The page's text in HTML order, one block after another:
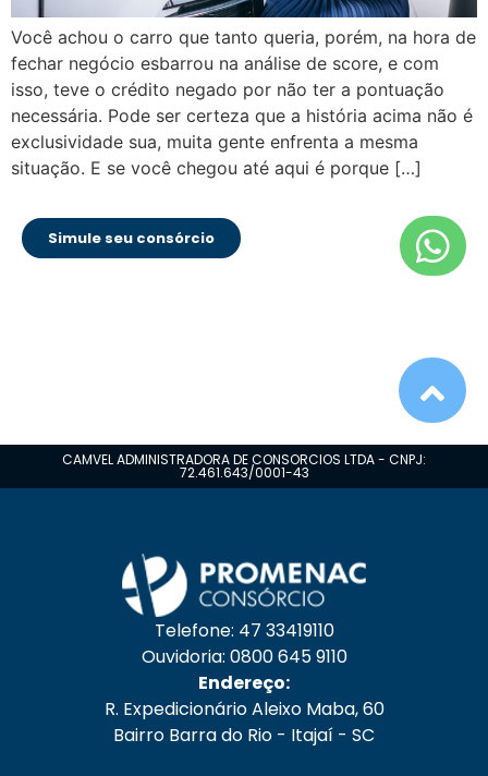
Você achou o carro que tanto queria, porém, na hora de
fechar negócio esbarrou na análise de score, e com
isso, teve o crédito negado por não ter a pontuação
necessária. Pode ser certeza que a história acima não é
exclusividade sua, muita gente enfrenta a mesma
situação. E se você chegou até aqui é porque […]
Simule seu consórcio
CAMVEL ADMINISTRADORA DE CONSORCIOS LTDA - CNPJ:
72.461.643/0001-43
Telefone: 47 33419110
Ouvidoria: 0800 645 9110
Endereço:
R. Expedicionário Aleixo Maba, 60
Bairro Barra do Rio - Itajaí - SC